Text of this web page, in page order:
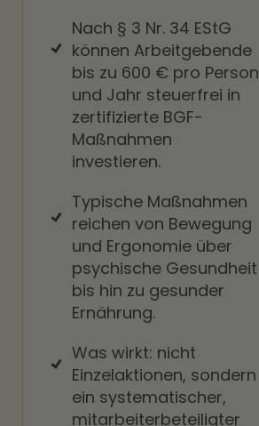
Nach § 3 Nr. 34 EStG
können Arbeitgebende
bis zu 600 € pro Person
und Jahr steuerfrei in
zertifizierte BGF-
Maßnahmen
investieren.
Typische Maßnahmen
reichen von Bewegung
und Ergonomie über
psychische Gesundheit
bis hin zu gesunder
Ernährung.
Was wirkt: nicht
Einzelaktionen, sondern
ein systematischer,
mitarbeiterbeteiligter